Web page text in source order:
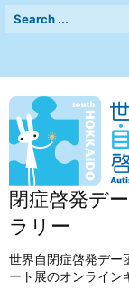
閉症啓発デ
ラリー
世界自閉症啓発デー
ート展のオンライン